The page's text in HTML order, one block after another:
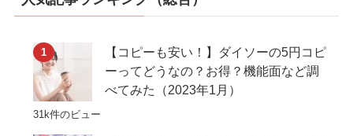
【コピーも安い！】ダイソーの5円コピ
ーってどうなの？お得？機能面など調
べてみた（2023年1月）
31k件のビュー